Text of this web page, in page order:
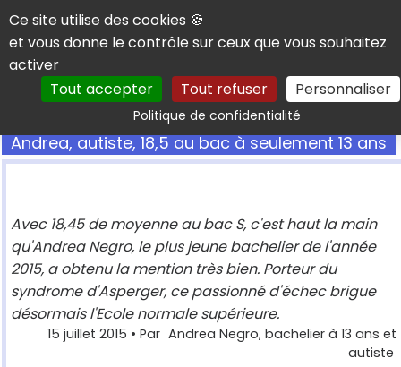
Panneau de gestion des cookies
Ce site utilise des cookies 🍪
et vous donne le contrôle sur ceux que vous souhaitez
activer
Tout accepter
Tout refuser Personnaliser
Politique de confidentialitéRechercher
Andrea, autiste, 18,5 au bac à seulement 13 ans
Avec 18,45 de moyenne au bac S, c'est haut la main
qu'Andrea Negro, le plus jeune bachelier de l'année
2015, a obtenu la mention très bien. Porteur du
syndrome d'Asperger, ce passionné d'échec brigue
désormais l'Ecole normale supérieure.
15 juillet 2015 • Par Andrea Negro, bachelier à 13 ans et
autiste